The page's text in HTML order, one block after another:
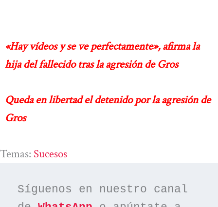
«Hay vídeos y se ve perfectamente», afirma la
hija del fallecido tras la agresión de Gros
Queda en libertad el detenido por la agresión de
Gros
Temas: Sucesos
Síguenos en nuestro canal